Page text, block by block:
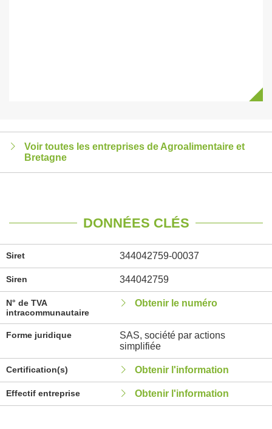
Voir toutes les entreprises de Agroalimentaire et
Bretagne
DONNÉES CLÉS
Siret 344042759-00037
Siren 344042759
N° de TVA
intracommunautaire
Obtenir le numéro
Forme juridique
SAS, société par actions
simplifiée
Certification(s) Obtenir l'information
Effectif entreprise Obtenir l'information